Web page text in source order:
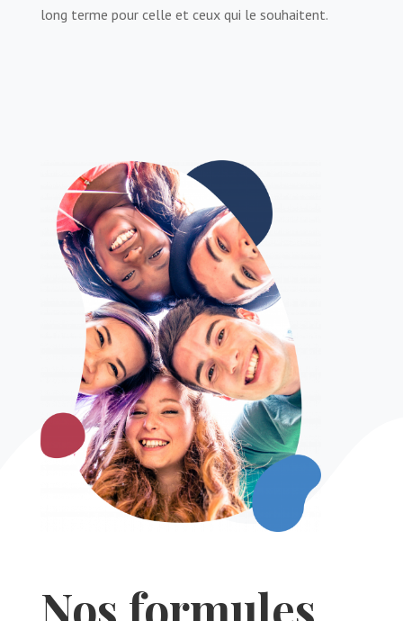
long terme pour celle et ceux qui le souhaitent.
Nos formules